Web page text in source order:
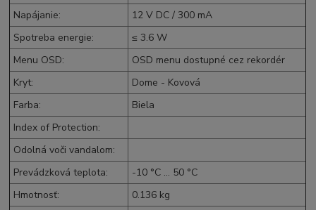
Napájanie: 12 V DC / 300 mA
Spotreba energie:
≤ 3.6 W
Menu OSD:
OSD menu dostupné cez rekordér
Kryt:
Dome - Kovová
Farba:
Biela
Index of Protection:
Odolná voči vandalom:
Prevádzková teplota:
-10 °C ... 50 °C
Hmotnosť:
0.136 kg